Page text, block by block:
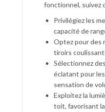
fonctionnel, suivez
Privilégiez les
capacité de
Optez pour des
tiroirs
Sélectionnez
éclatant pour
sensation de
Exploitez la
toit, favorisant